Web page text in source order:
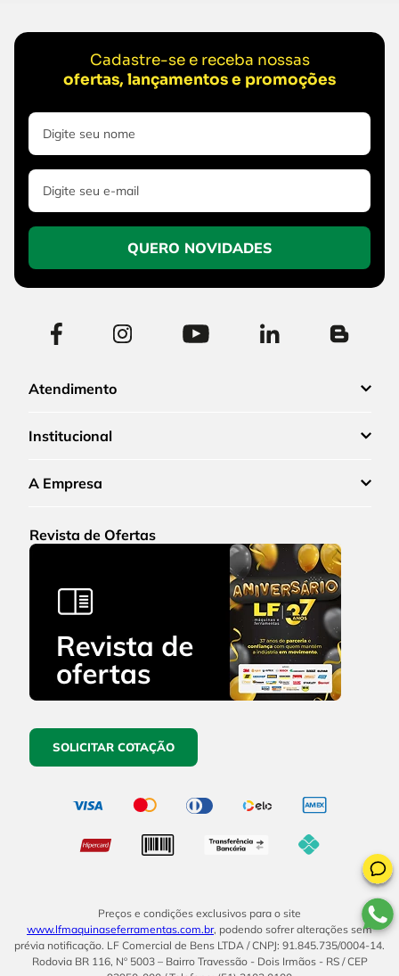
Cadastre-se e receba nossas
ofertas, lançamentos e promoções
QUERO NOVIDADES
Atendimento
Institucional
A Empresa
Revista de Ofertas
SOLICITAR COTAÇÃO
Preços e condições exclusivos para o site
www.lfmaquinaseferramentas.com.br, podendo sofrer alterações sem
prévia notificação. LF Comercial de Bens LTDA / CNPJ: 91.845.735/0004-14.
Rodovia BR 116, Nº 5003 – Bairro Travessão - Dois Irmãos - RS / CEP